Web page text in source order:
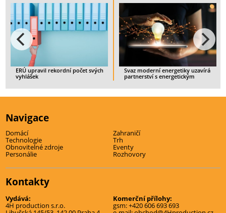
počet svých
Svaz moderní energetiky uzavírá
partnerství s energetickým
> CELÝ ČLÁNEK
Spotřebitelé budou
ukončit smlouvu s
zajištěným
> CELÝ ČLÁNEK
Navigace
Domácí Zahraničí
Technologie Trh
Obnovitelné zdroje Eventy
Personálie Rozhovory
Kontakty
Vydává:
4H production s.r.o.
Komerční přílohy:
gsm:+420 606 693 693